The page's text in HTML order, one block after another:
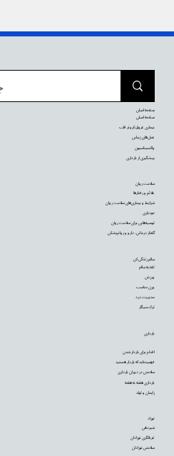
نوزاد
شیردهی
غربالگری نوزادان
سلامتی نوزادان
بارداری
اقدام برای باردار شدن
فهمیده‌اید که باردار هستید
سلامتی در دوران بارداری
بارداری هفته به هفته
زایمان و تولد
سالم زندگی کن
تغذیه سالم
ورزش
وزن مناسب
مدیریت درد
ترک سیگار
سلامت روان
علائم و رفتارها
شرایط و بیماری‌های سلامت روان
خودیاری
توصیه‌‌هایی برای سلامت روان
گفتار درمانی، دارو و روانپزشکی
صفحه اصلی
صفحه اصلی
بیماری عروق کرونر قلب
عمل‌های زیبایی
واکسیناسیون
پیشگیری از بارداری